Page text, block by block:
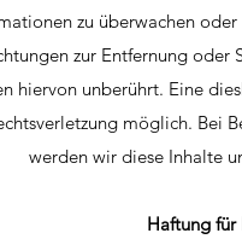
zu überwachen
zur Entfernung
hiervon unberührt. Eine
möglich. Bei
werden wir diese Inhalte
Haftung für